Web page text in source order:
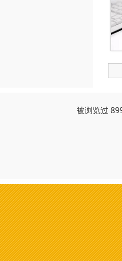
被浏览过